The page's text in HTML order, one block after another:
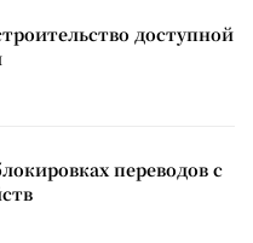
доступной
переводов с